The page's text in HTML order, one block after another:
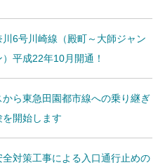
川6号川崎線（殿町～大師ジャン
平成22年10月開通！
から東急田園都市線への乗り継ぎ
を開始します
全対策工事による入口通行止めの